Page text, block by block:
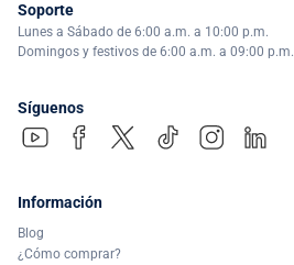
Soporte
Lunes a Sábado de 6:00 a.m. a 10:00 p.m.
Domingos y festivos de 6:00 a.m. a 09:00 p.m.
Síguenos
Información
Blog
¿Cómo comprar?